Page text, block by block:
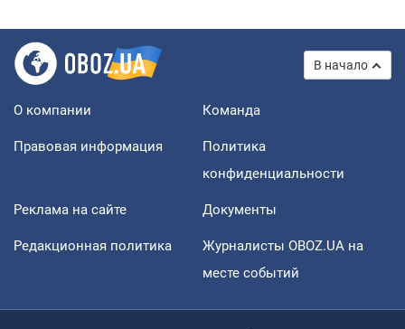
В начало
О компании Команда
Правовая информация
Политика
конфиденциальности
Реклама на сайте Документы
Редакционная политика
Журналисты OBOZ.UA на
месте событий